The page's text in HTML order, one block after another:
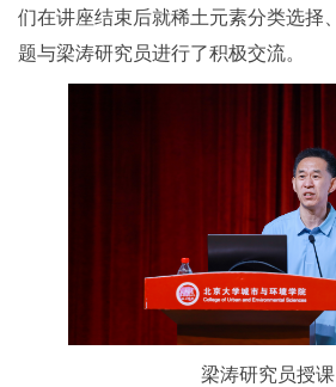
们在讲座结束后就稀土元素分类选择
题与梁涛研究员进行了积极交流。
梁涛研究员授课